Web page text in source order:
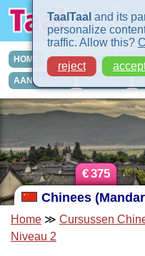
HOME CURSUSSEN IN-
AANMELDEN
Chinees
€375
Home ≫ Cursussen
Niveau 2
TaalTaal and its
personalize
traffic. Allow this?
reject